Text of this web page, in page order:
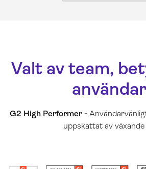
Valt av team,
G2 High Performer -
uppskattat av